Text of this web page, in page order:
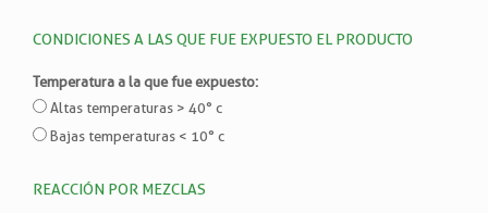
CONDICIONES A LAS QUE FUE EXPUESTO EL PRODUCTO
Temperatura a la que fue expuesto:
Altas temperaturas > 40° c
Bajas temperaturas < 10° c
REACCIÓN POR MEZCLAS